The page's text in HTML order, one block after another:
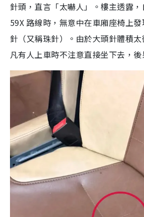
針頭，直言「太嚇人」。樓主透露
59X 路線時，無意中在車廂座椅上
針（又稱珠針）。由於大頭針體積太
凡有人上車時不注意直接坐下去，後